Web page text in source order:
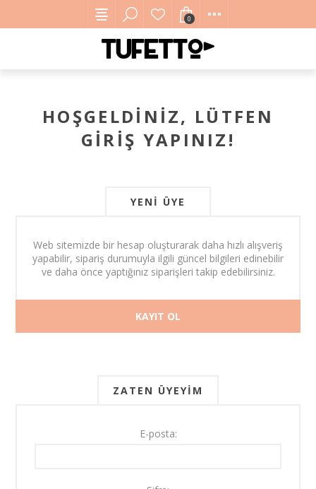
0
HOŞGELDINIZ, LÜTFEN
GIRIŞ YAPINIZ!
YENI ÜYE
Web sitemizde bir hesap oluşturarak daha hızlı alışveriş
yapabilir, sipariş durumuyla ilgili güncel bilgileri edinebilir
ve daha önce yaptığınız siparişleri takip edebilirsiniz.
ZATEN ÜYEYIM
E-posta: